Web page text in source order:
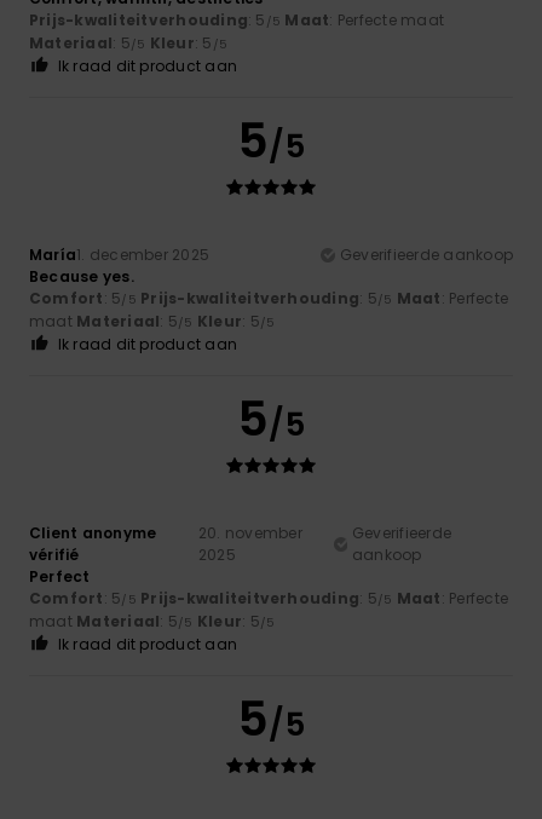
Prijs-kwaliteitverhouding: 5 /5 Maat: Perfecte maat
Materiaal: 5/5 Kleur: 5 /5
Ik raad dit product aan
5/5
María1. december 2025
Geverifieerde aankoop
Because yes.
Comfort: 5/5 Prijs-kwaliteitverhouding: 5/5 Maat: Perfecte
maat Materiaal: 5/5 Kleur: 5/5
Ik raad dit product aan
5/5
Client anonyme
vérifié
20. november
2025
Geverifieerde
aankoop
Perfect
Comfort: 5/5 Prijs-kwaliteitverhouding: 5/5 Maat: Perfecte
maat Materiaal: 5/5 Kleur: 5/5
Ik raad dit product aan
5/5